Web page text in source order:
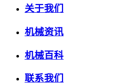
关于我们
机械资讯
机械百科
联系我们